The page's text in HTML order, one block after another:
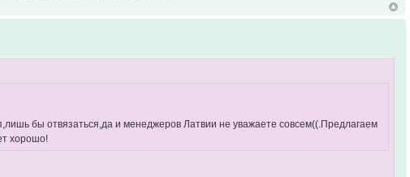
бы отвязаться,да и менеджеров Латвии не уважаете совсем((.Предлагаем
хорошо!